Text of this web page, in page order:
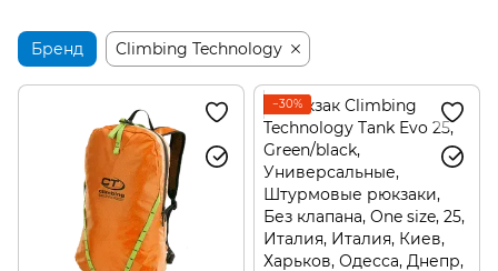
Бренд Climbing Technology
−30%